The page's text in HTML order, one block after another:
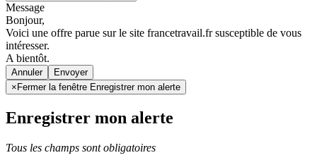
Message
Bonjour,
Voici une offre parue sur le site francetravail.fr susceptible de vous
intéresser.
A bientôt.
Annuler
× Fermer la fenêtre Enregistrer mon alerte
Enregistrer mon alerte
Tous les champs sont obligatoires